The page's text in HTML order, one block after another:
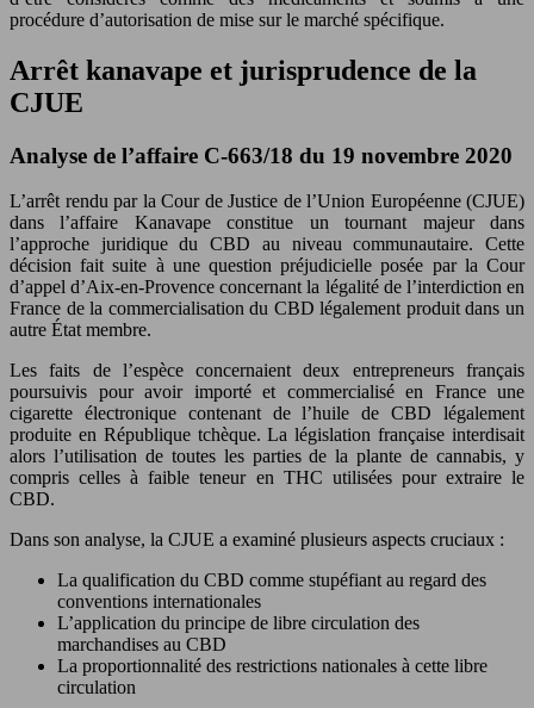
procédure d’autorisation de mise sur le marché spécifique.
Arrêt kanavape et jurisprudence de la
CJUE
Analyse de l’affaire C-663/18 du 19 novembre 2020
L’arrêt rendu par la Cour de Justice de l’Union Européenne (CJUE)
dans l’affaire Kanavape constitue un tournant majeur dans
l’approche juridique du CBD au niveau communautaire. Cette
décision fait suite à une question préjudicielle posée par la Cour
d’appel d’Aix-en-Provence concernant la légalité de l’interdiction en
France de la commercialisation du CBD légalement produit dans un
autre État membre.
Les faits de l’espèce concernaient deux entrepreneurs français
poursuivis pour avoir importé et commercialisé en France une
cigarette électronique contenant de l’huile de CBD légalement
produite en République tchèque. La législation française interdisait
alors l’utilisation de toutes les parties de la plante de cannabis, y
compris celles à faible teneur en THC utilisées pour extraire le
CBD.
Dans son analyse, la CJUE a examiné plusieurs aspects cruciaux :
La qualification du CBD comme stupéfiant au regard des
conventions internationales
L’application du principe de libre circulation des
marchandises au CBD
La proportionnalité des restrictions nationales à cette libre
circulation